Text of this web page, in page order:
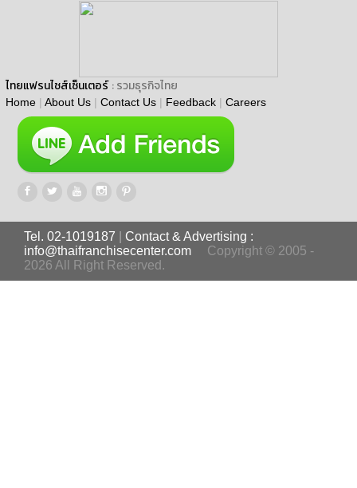
ไทยแฟรนไชส์เซ็นเตอร์ : รวมธุรกิจไทย
Home | About Us | Contact Us | Feedback | Careers
Tel. 02-1019187
Contact & Advertising :
info@thaifranchisecenter.com
Copyright © 2005 -
2026 All Right Reserved.